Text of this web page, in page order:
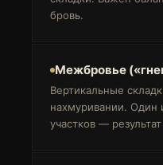
бровь.
Межбровье
Вертикальные
нахмуривании. Один
участков —